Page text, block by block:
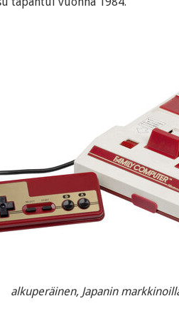
alkuperäinen, Japanin